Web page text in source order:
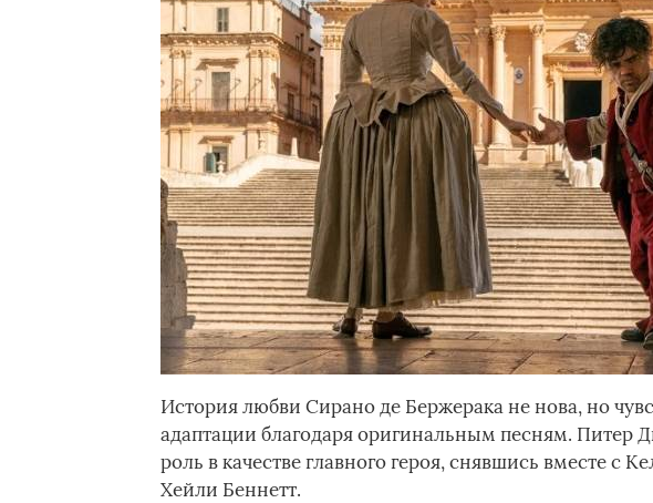
История любви Сирано де Бержерака не нова, но
адаптации благодаря оригинальным песням. Питер
роль в качестве главного героя, снявшись вместе
Хейли Беннетт.